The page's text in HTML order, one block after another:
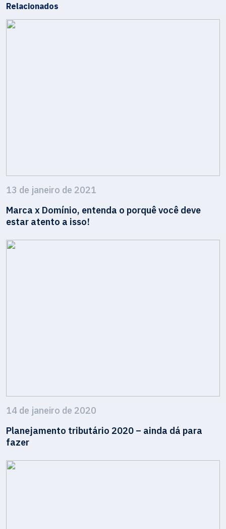
Relacionados
13 de janeiro de 2021
Marca x Domínio, entenda o porquê você deve
estar atento a isso!
14 de janeiro de 2020
Planejamento tributário 2020 – ainda dá para
fazer